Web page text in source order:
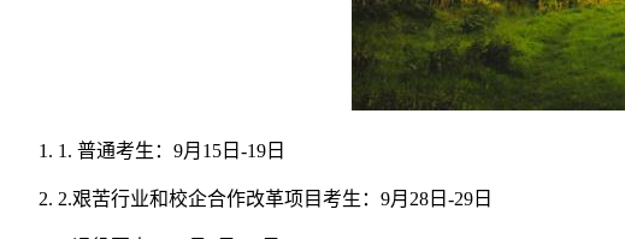
1. 普通考生：9月15日-19日
2.艰苦行业和校企合作改革项目考生：9月28日-29日